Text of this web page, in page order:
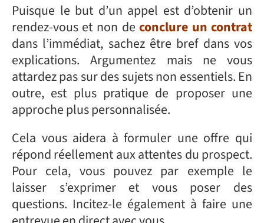
Puisque le but d’un appel est d’obtenir un
rendez-vous et non deconclure un contrat
dans l’immédiat, sachez être bref dans vos
explications. Argumentez mais ne vous
attardez pas sur des sujets non essentiels. En
outre, est plus pratique de proposer une
approche plus personnalisée.
Cela vous aidera à formuler une offre qui
répond réellement aux attentes du prospect.
Pour cela, vous pouvez par exemple le
laisser s’exprimer et vous poser des
questions. Incitez-le également à faire une